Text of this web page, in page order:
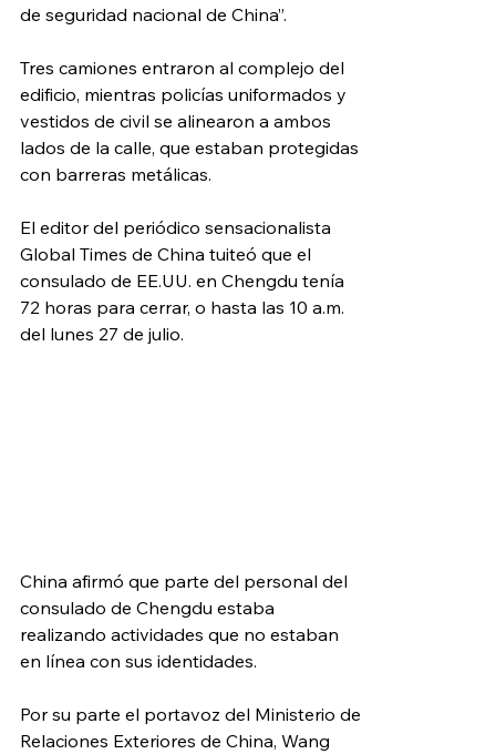
de seguridad nacional de China”.
Tres camiones entraron al complejo del
edificio, mientras policías uniformados y
vestidos de civil se alinearon a ambos
lados de la calle, que estaban protegidas
con barreras metálicas.
El editor del periódico sensacionalista
Global Times de China tuiteó que el
consulado de EE.UU. en Chengdu tenía
72 horas para cerrar, o hasta las 10 a.m.
del lunes 27 de julio.
China afirmó que parte del personal del
consulado de Chengdu estaba
realizando actividades que no estaban
en línea con sus identidades.
Por su parte el portavoz del Ministerio de
Relaciones Exteriores de China, Wang